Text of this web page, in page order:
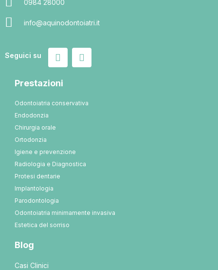
0984 28000
info@aquinodontoiatri.it
Seguici su
Prestazioni
Odontoiatria conservativa
Endodonzia
Chirurgia orale
Ortodonzia
Igiene e prevenzione
Radiologia e Diagnostica
Protesi dentarie
Implantologia
Parodontologia
Odontoiatria minimamente invasiva
Estetica del sorriso
Blog
Casi Clinici